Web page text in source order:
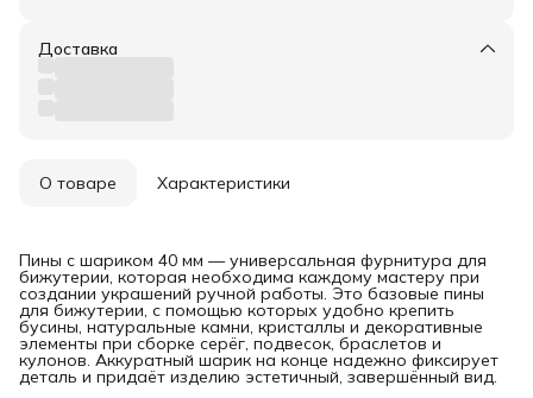
Доставка
О товаре Характеристики
Пины с шариком 40 мм — универсальная фурнитура для
бижутерии, которая необходима каждому мастеру при
создании украшений ручной работы. Это базовые пины
для бижутерии, с помощью которых удобно крепить
бусины, натуральные камни, кристаллы и декоративные
элементы при сборке серёг, подвесок, браслетов и
кулонов. Аккуратный шарик на конце надежно фиксирует
деталь и придаёт изделию эстетичный, завершённый вид.